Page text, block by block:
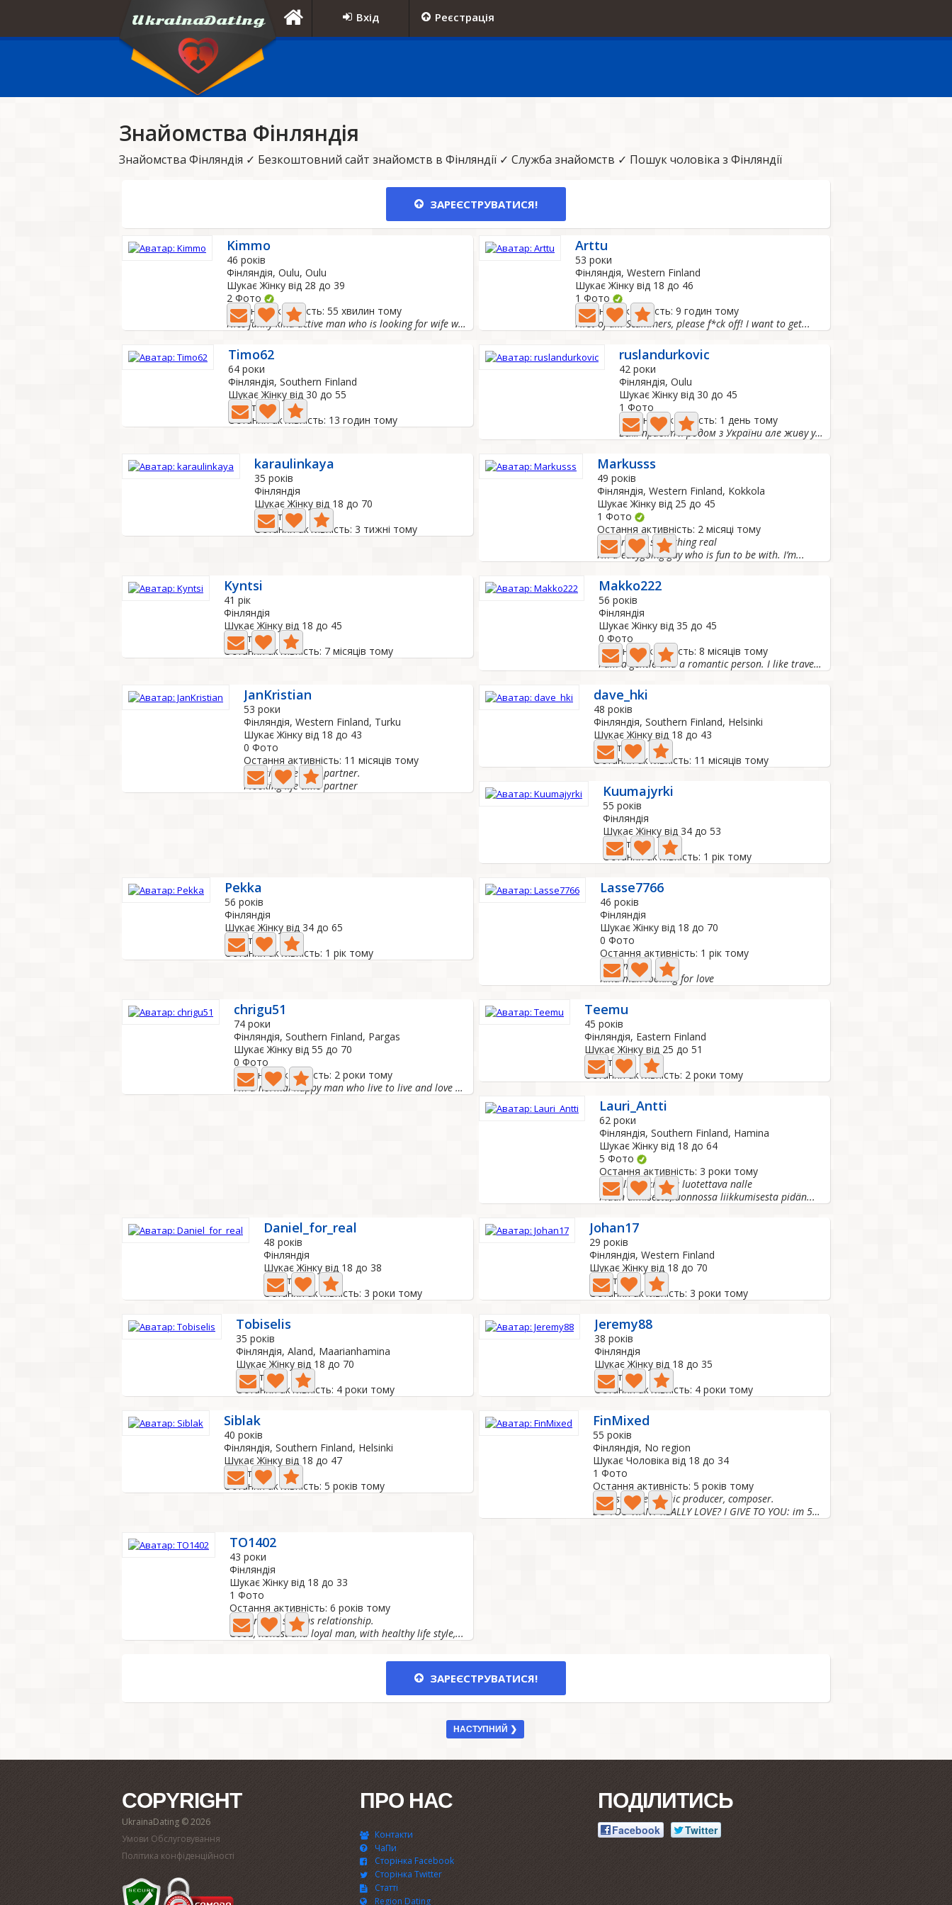
Вхід Реєстрація
Знайомства Фінляндія
Знайомства Фінляндія ✓ Безкоштовний сайт знайомств в Фінляндії ✓ Служба знайомств ✓ Пошук чоловіка з Фінляндії
ЗАРЕЄСТРУВАТИСЯ!
Kimmo
46 років
Фінляндія, Oulu, Oulu
Шукає Жінку від 28 до 39
2 Фото
Остання активність: 55 хвилин тому
Nice funny kind active man who is looking for wife who...
Arttu
53 роки
Фінляндія, Western Finland
Шукає Жінку від 18 до 46
1 Фото
Остання активність: 9 годин тому
First of all: Scammers, please f*ck off! I want to get...
Timo62
64 роки
Фінляндія, Southern Finland
Шукає Жінку від 30 до 55
0 Фото
Остання активність: 13 годин тому
ruslandurkovic
42 роки
Фінляндія, Oulu
Шукає Жінку від 30 до 45
1 Фото
Остання активність: 1 день тому
Всім привіт я родом з України але живу у Фінляндії шукаю...
karaulinkaya
35 років
Фінляндія
Шукає Жінку від 18 до 70
0 Фото
Остання активність: 3 тижні тому
Markusss
49 років
Фінляндія, Western Finland, Kokkola
Шукає Жінку від 25 до 45
1 Фото
Остання активність: 2 місяці тому
Looking for something real
I’m a easygoing guy who is fun to be with. I’m...
Kyntsi
41 рік
Фінляндія
Шукає Жінку від 18 до 45
4 Фото
Остання активність: 7 місяців тому
Makko222
56 років
Фінляндія
Шукає Жінку від 35 до 45
0 Фото
Остання активність: 8 місяців тому
I am a gentle and a romantic person. I like travelling...
JanKristian
53 роки
Фінляндія, Western Finland, Turku
Шукає Жінку від 18 до 43
0 Фото
Остання активність: 11 місяців тому
I looking life time partner.
I looking life time partner
dave_hki
48 років
Фінляндія, Southern Finland, Helsinki
Шукає Жінку від 18 до 43
1 Фото
Остання активність: 11 місяців тому
Kuumajyrki
55 років
Фінляндія
Шукає Жінку від 34 до 53
0 Фото
Остання активність: 1 рік тому
Pekka
56 років
Фінляндія
Шукає Жінку від 34 до 65
0 Фото
Остання активність: 1 рік тому
Lasse7766
46 років
Фінляндія
Шукає Жінку від 18 до 70
0 Фото
Остання активність: 1 рік тому
Kind man
Kind man looking for love
chrigu51
74 роки
Фінляндія, Southern Finland, Pargas
Шукає Жінку від 55 до 70
0 Фото
Остання активність: 2 роки тому
I'm a normal happy man who live to live and love peolple...
Teemu
45 років
Фінляндія, Eastern Finland
Шукає Жінку від 25 до 51
0 Фото
Остання активність: 2 роки тому
Lauri_Antti
62 роки
Фінляндія, Southern Finland, Hamina
Шукає Жінку від 18 до 64
5 Фото
Остання активність: 3 роки тому
Rehellinen,kiltti ja luotettava nalle
Pidän uimisesta,luonnossa liikkumisesta pidän...
Daniel_for_real
48 років
Фінляндія
Шукає Жінку від 18 до 38
1 Фото
Остання активність: 3 роки тому
Johan17
29 років
Фінляндія, Western Finland
Шукає Жінку від 18 до 70
0 Фото
Остання активність: 3 роки тому
Tobiselis
35 років
Фінляндія, Aland, Maarianhamina
Шукає Жінку від 18 до 70
2 Фото
Остання активність: 4 роки тому
Jeremy88
38 років
Фінляндія
Шукає Жінку від 18 до 35
1 Фото
Остання активність: 4 роки тому
Siblak
40 років
Фінляндія, Southern Finland, Helsinki
Шукає Жінку від 18 до 47
0 Фото
Остання активність: 5 років тому
FinMixed
55 років
Фінляндія, No region
Шукає Чоловіка від 18 до 34
1 Фото
Остання активність: 5 років тому
pianist,singer,music producer, composer.
DO YOU WANT REALLY LOVE? I GIVE TO YOU: im 50 years old...
TO1402
43 роки
Фінляндія
Шукає Жінку від 18 до 33
1 Фото
Остання активність: 6 років тому
Looking for serious relationship.
Good, honest and loyal man, with healthy life style,...
ЗАРЕЄСТРУВАТИСЯ!
НАСТУПНИЙ ❯
COPYRIGHT
UkrainaDating © 2026
Умови Обслуговування
Політика конфіденційності
ПРО НАС
Контакти
ЧаПи
Сторінка Facebook
Сторінка Twitter
Статті
Region Dating
ПОДІЛИТИСЬ
Facebook Twitter